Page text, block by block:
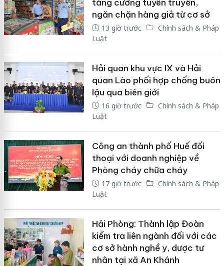
tăng cường tuyên truyền,
ngăn chặn hàng giả từ cơ sở
13 giờ trước
Chính sách & Pháp
Luật
Hải quan khu vực IX và Hải
quan Lào phối hợp chống buôn
lậu qua biên giới
16 giờ trước
Chính sách & Pháp
Luật
Công an thành phố Huế đối
thoại với doanh nghiệp về
Phòng cháy chữa cháy
17 giờ trước
Chính sách & Pháp
Luật
Hải Phòng: Thành lập Đoàn
kiểm tra liên ngành đối với các
cơ sở hành nghề y, dược tư
nhân tại xã An Khánh